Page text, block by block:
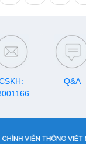
Q&A